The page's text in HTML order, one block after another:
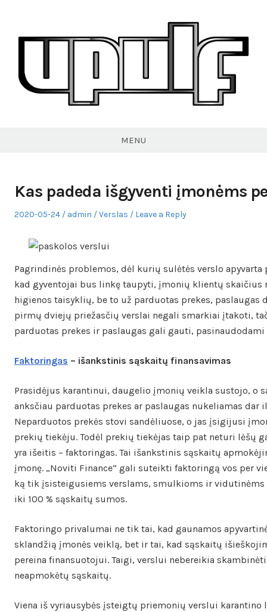
content
MENU
Kas padeda išgyventi įmonėms
Posted
2020-05-24 Author
admin
Posted
Verslas Leave a Reply
Pagrindinės problemos, dėl kurių sulėtės verslo
kad gyventojai bus linkę taupyti, įmonių klientų skaičius
higienos taisyklių, be to už parduotas prekes, paslaugas
pirmų dviejų priežasčių verslai negali smarkiai įtakoti,
parduotas prekes ir paslaugas gali gauti,
Faktoringas – išankstinis sąskaitų finansavimas
Prasidėjus karantinui, daugelio įmonių veikla sustojo, o
anksčiau parduotas prekes ar paslaugas nukeliamas dar
Neparduotos prekės stovi sandėliuose, o jas įsigijusi
prekių tiekėju. Todėl prekių tiekėjas taip pat neturi lėšų
yra išeitis – faktoringas. Tai išankstinis sąskaitų
įmonę. „Noviti Finance“ gali suteikti faktoringą vos per
ką tik įsisteigusiems verslams, smulkioms ir vidutinėms
iki 100 % sąskaitų sumos.
Faktoringo privalumai ne tik tai, kad gaunamos
sklandžią įmonės veiklą, bet ir tai, kad sąskaitų
pereina finansuotojui. Taigi, verslui nebereikia
neapmokėtų sąskaitų.
Viena iš vyriausybės įsteigtų priemonių verslui karantino